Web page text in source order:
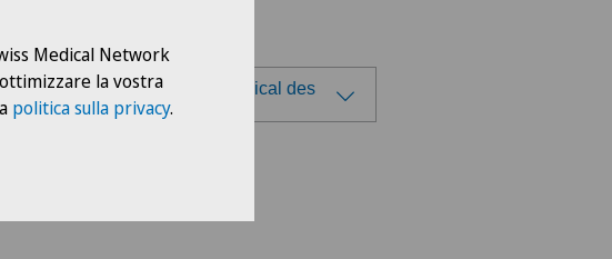
Centre Médico-Chirurgical des
Eaux-Vives
Medical Network
la vostra
politica sulla privacy.